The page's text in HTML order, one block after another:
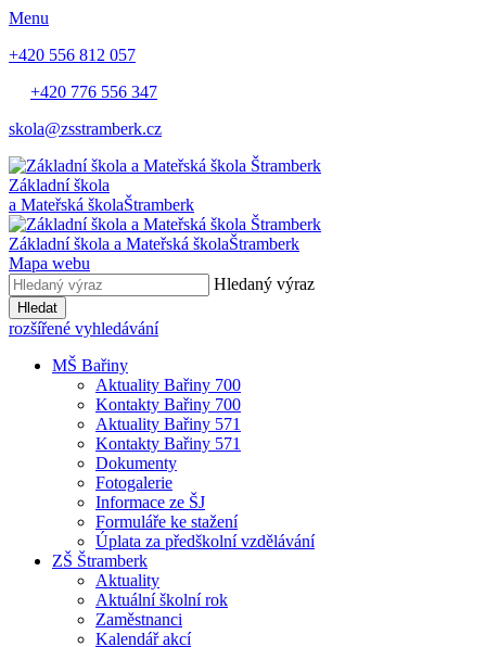
Menu
+420 556 812 057
+420 776 556 347
skola@zsstramberk.cz
Základní škola
a Mateřská školaŠtramberk
Základní škola a Mateřská školaŠtramberk
Mapa webu
Hledaný výraz
Hledat
rozšířené vyhledávání
MŠ Bařiny
Aktuality Bařiny 700
Kontakty Bařiny 700
Aktuality Bařiny 571
Kontakty Bařiny 571
Dokumenty
Fotogalerie
Informace ze ŠJ
Formuláře ke stažení
Úplata za předškolní vzdělávání
ZŠ Štramberk
Aktuality
Aktuální školní rok
Zaměstnanci
Kalendář akcí